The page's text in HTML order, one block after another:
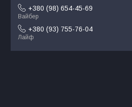
+380 (98) 654-45-69
Вайбер
+380 (93) 755-76-04
Лайф